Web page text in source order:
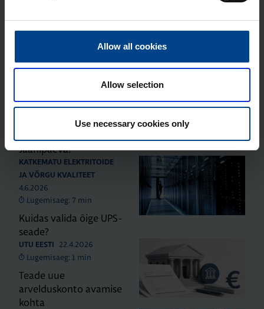
Allow all cookies
Allow selection
Use necessary cookies only
1.4.2026
Lugemisaeg: 2 min
HAGER QuickConnect
kaitselülitid – kiire ja
Lugemisaeg: 0 min
Head Võidupüha ja
Jaanipäeva!
KATKEMATU ELEKTRITOIDE
JA VÕRGU KVALITEET
4.6.2026
Lugemisaeg: 7 min
Kuidas valida õige UPS-
seade?
UTU EESTI
22.4.2026
Lugemisaeg: 1 min
Teade uue
arvelduskonto avamise
kohta